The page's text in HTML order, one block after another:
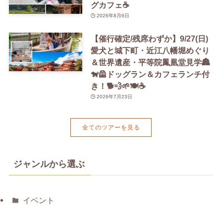
グカフェ☕️
2026年8月6日
【催行確定/残席わずか】9/27(日)
愛犬と城下町・近江八幡堀めぐり
＆世界遺産・平等院鳳凰堂見学🏯
🐕‍🦺ドッグラン＆カフェランチ付
き！🐕💨🌱🍽️☕️
2026年7月23日
全てのツアーを見る
ジャンルから選ぶ
イベント